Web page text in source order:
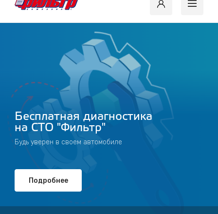
Бесплатная диагностика
на СТО "Фильтр"
Будь уверен в своем автомобиле
Подробнее